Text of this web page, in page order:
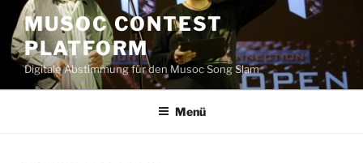
Zum
Inhalt
springen
MUSOC CONTEST
PLATFORM
Digitale Abstimmung für den Musoc Song Slam
Menü